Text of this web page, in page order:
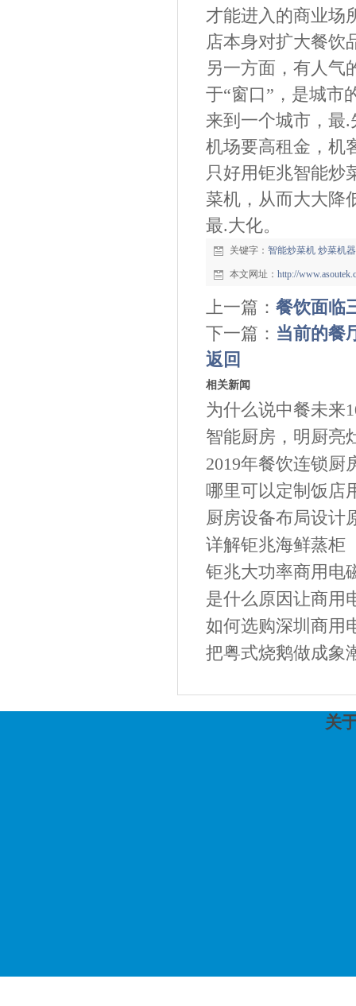
才能进入的商业场
店本身对扩大餐饮
另一方面，有人气
于“窗口”，是城市
来到一个城市，最
机场要高租金，机
只好用钜兆智能炒
菜机，从而大大降
最.大化。
关键字： 智能炒菜机 炒菜机
本文网址： http://
上一篇： 餐饮面临
下一篇： 当前的餐
返回
相关新闻
为什么说中餐未来
智能厨房，明厨亮
2019年餐饮连锁厨
哪里可以定制饭店
厨房设备布局设计
详解钜兆海鲜蒸柜
钜兆大功率商用电
是什么原因让商用
如何选购深圳商用
把粤式烧鹅做成象
关